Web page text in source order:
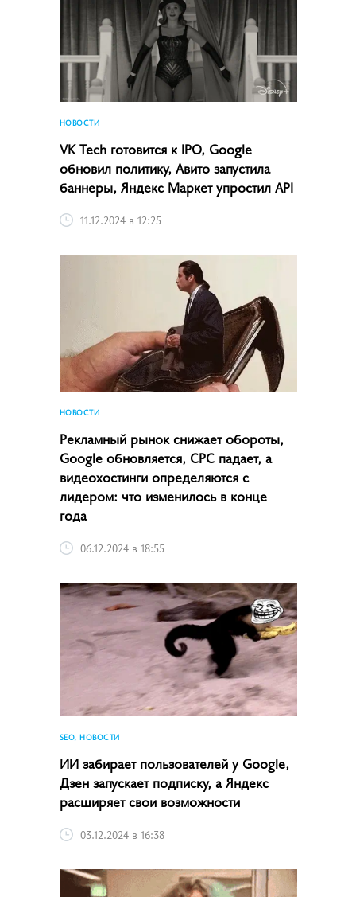
НОВОСТИ
VK Tech готовится к IPO, Google
обновил политику, Авито запустила
баннеры, Яндекс Маркет упростил API
11.12.2024 в 12:25
НОВОСТИ
Рекламный рынок снижает обороты,
Google обновляется, CPC падает, а
видеохостинги определяются с
лидером: что изменилось в конце
года
06.12.2024 в 18:55
SEO, НОВОСТИ
ИИ забирает пользователей у Google,
Дзен запускает подписку, а Яндекс
расширяет свои возможности
03.12.2024 в 16:38